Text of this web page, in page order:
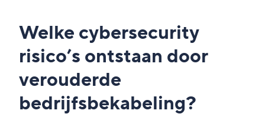
Welke cybersecurity
risico’s ontstaan door
verouderde
bedrijfsbekabeling?